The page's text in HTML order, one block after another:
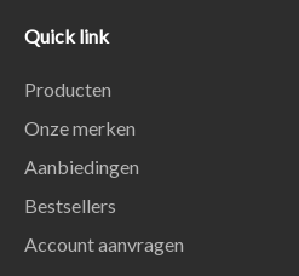
Quick link
Producten
Onze merken
Aanbiedingen
Bestsellers
Account aanvragen